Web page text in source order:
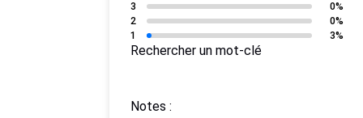
3
0%
2
0%
1
3%
Rechercher un mot-clé
Notes :